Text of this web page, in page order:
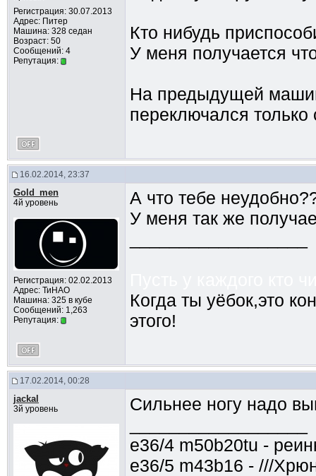
Регистрация: 30.07.2013
Адрес: Питер
Машина: 328 седан
Возраст: 50
Сообщений: 4
Репутация:
Кто нибудь
У меня получается
На предыдущей
переключался только
16.02.2014, 23:37
Gold_men
4й уровень
Регистрация: 02.02.2013
Адрес: ТиНАО
Машина: 325 в кубе
Сообщений: 1,263
Репутация:
А что тебе
У меня так же
Когда ты уёбок,это
этого!
17.02.2014, 00:28
jackal
3й уровень
Сильнее ногу надо
e36/4 m50b20tu -
e36/5 m43b16 - ///